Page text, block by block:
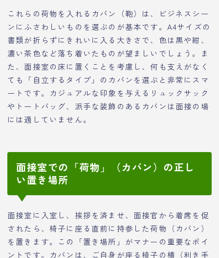
これらの荷物を入れるカバン（鞄）は、ビジネスシー
ンにふさわしいものを選ぶのが基本です。A4サイズの
書類が折らずにきれいに入る大きさで、色は黒や紺、
濃い茶色など落ち着いたものが望ましいでしょう。ま
た、面接室の床に置くことを考慮し、何も支えがなく
ても「自立するタイプ」のカバンを選ぶと非常にスマ
ートです。カジュアルな印象を与えるリュックサック
やトートバッグ、派手な装飾のあるカバンは面接の場
には適していません。
面接室での「荷物」（カバン）の正し
い置き場所
面接室に入室し、挨拶を済ませ、面接官から着席を促
されたら、椅子に座る直前に持参した荷物（カバン）
を置きます。この「置き場所」がマナーの重要なポイ
ントです。カバンは、ご自身が座る椅子の横（利き手